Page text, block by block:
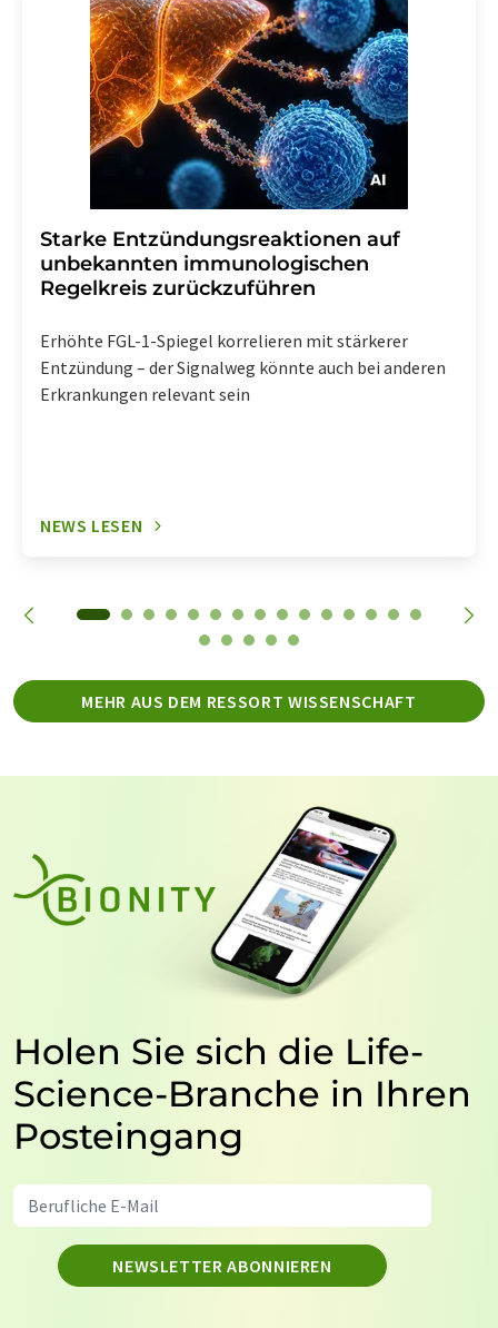
Starke Entzündungsreaktionen auf
unbekannten immunologischen
Regelkreis zurückzuführen
Erhöhte FGL-1-Spiegel korrelieren mit stärkerer
Entzündung – der Signalweg könnte auch bei anderen
Erkrankungen relevant sein
NEWS LESEN
MEHR AUS DEM RESSORT WISSENSCHAFT
Holen Sie sich die Life-
Science-Branche in Ihren
Posteingang
NEWSLETTER ABONNIEREN